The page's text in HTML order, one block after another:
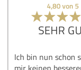
4,80 von 5
SEHR
Ich bin nun schon